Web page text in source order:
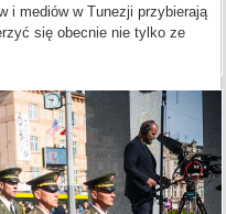
i mediów w Tunezji przybierają
się obecnie nie tylko ze